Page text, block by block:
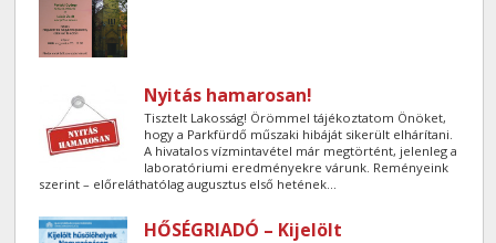
Nyitás hamarosan!
Tisztelt Lakosság! Örömmel tájékoztatom Önöket,
hogy a Parkfürdő műszaki hibáját sikerült elhárítani.
A hivatalos vízmintavétel már megtörtént, jelenleg a
laboratóriumi eredményekre várunk. Reményeink
szerint – előreláthatólag augusztus első hetének...
HŐSÉGRIADÓ – Kijelölt